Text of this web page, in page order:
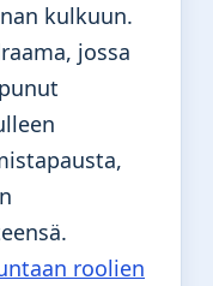
kulkuun.
jossa
roolien